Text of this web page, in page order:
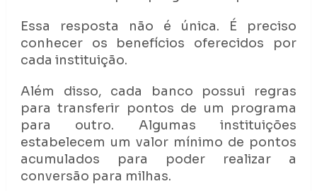
Essa resposta não é única. É preciso
conhecer os benefícios oferecidos por
cada instituição.
Além disso, cada banco possui regras
para transferir pontos de um programa
para outro. Algumas instituições
estabelecem um valor mínimo de pontos
acumulados para poder realizar a
conversão para milhas.